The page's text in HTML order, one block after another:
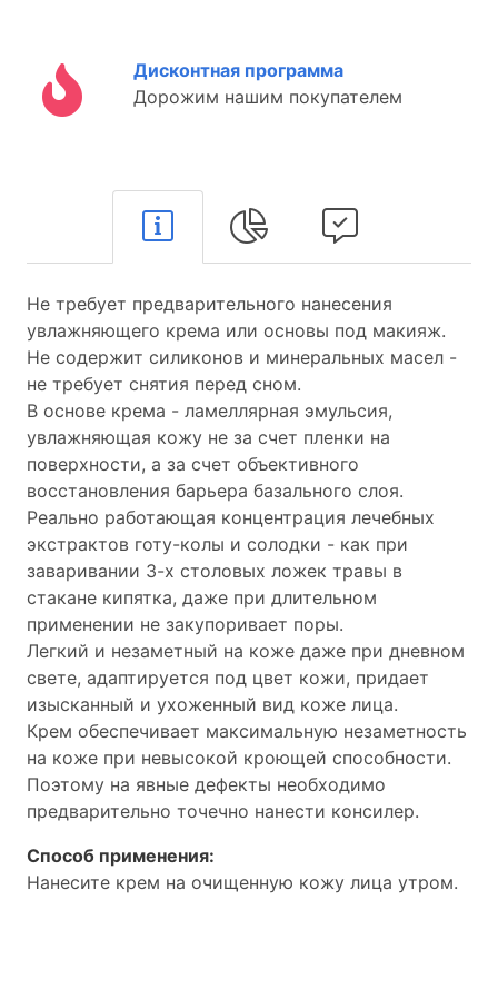
Дисконтная программа
Дорожим нашим покупателем
Не требует предварительного нанесения
увлажняющего крема или основы под макияж.
Не содержит силиконов и минеральных масел -
не требует снятия перед сном.
В основе крема - ламеллярная эмульсия,
увлажняющая кожу не за счет пленки на
поверхности, а за счет объективного
восстановления барьера базального слоя.
Реально работающая концентрация лечебных
экстрактов готу-колы и солодки - как при
заваривании 3-х столовых ложек травы в
стакане кипятка, даже при длительном
применении не закупоривает поры.
Легкий и незаметный на коже даже при дневном
свете, адаптируется под цвет кожи, придает
изысканный и ухоженный вид коже лица.
Крем обеспечивает максимальную незаметность
на коже при невысокой кроющей способности.
Поэтому на явные дефекты необходимо
предварительно точечно нанести консилер.
Способ применения:
Нанесите крем на очищенную кожу лица утром.